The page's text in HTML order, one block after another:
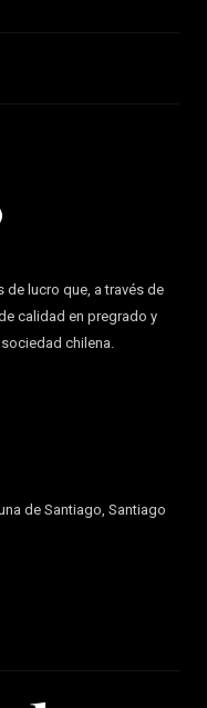
de lucro que, a través de
calidad en pregrado y
chilena.
de Santiago, Santiago